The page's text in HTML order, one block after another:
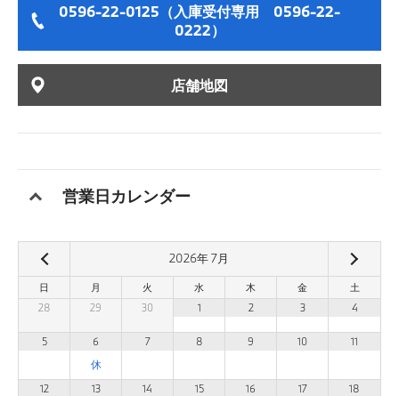
0596-22-0125（入庫受付専用 0596-22-
0222）
店舗地図
営業日カレンダー
2026年7月
日 月 火 水 木 金
土
28
29 30 1 2 3 4
5 6 7 8 9 10 11
12 13 14 15 16 17 18